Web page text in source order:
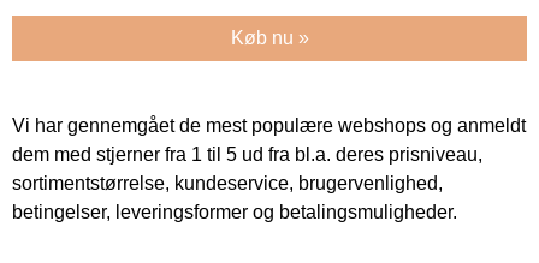
Køb nu »
Vi har gennemgået de mest populære webshops og anmeldt
dem med stjerner fra 1 til 5 ud fra bl.a. deres prisniveau,
sortimentstørrelse, kundeservice, brugervenlighed,
betingelser, leveringsformer og betalingsmuligheder.